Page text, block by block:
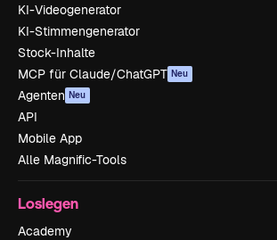
KI-Videogenerator
KI-Stimmengenerator
Stock-Inhalte
MCP für Claude/ChatGPT Neu
Agenten Neu
API
Mobile App
Alle Magnific-Tools
Loslegen
Academy